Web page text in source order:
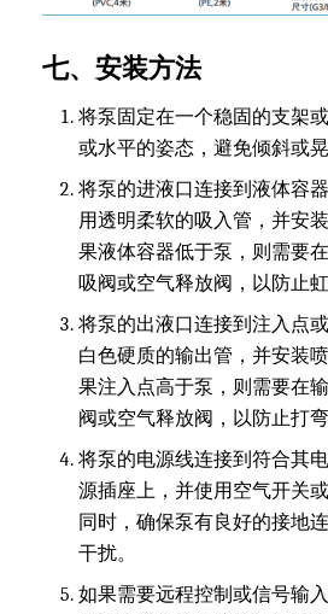
七、安装方法
将泵固定在一个稳固的支架
或水平的姿态，避免倾斜或晃
将泵的进液口连接到液体容
用透明柔软的吸入管，并安
果液体容器低于泵，则需要
吸阀或空气释放阀，以防止虹
将泵的出液口连接到注入点
白色硬质的输出管，并安装
果注入点高于泵，则需要在
阀或空气释放阀，以防止打弯
将泵的电源线连接到符合其
源插座上，并使用空气开关
同时，确保泵有良好的接地
干扰。
如果需要远程控制或信号输